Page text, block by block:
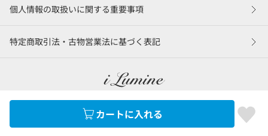
カートに入れる
個人情報の取扱いに関する重要事項
特定商取引法・古物営業法に基づく表記
©LUMINE Co., Ltd.